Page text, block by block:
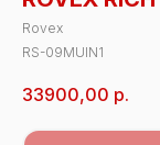
Rovex
RS-09MUIN1
33900,00 р.